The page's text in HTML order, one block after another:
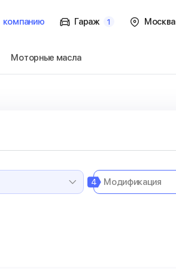
компанию Гараж 1 Москва
Моторные масла
4